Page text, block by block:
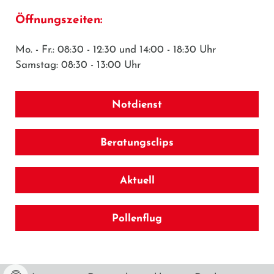
Öffnungszeiten:
Mo. - Fr.: 08:30 - 12:30 und 14:00 - 18:30 Uhr
Samstag: 08:30 - 13:00 Uhr
Notdienst
Beratungsclips
Aktuell
Pollenflug